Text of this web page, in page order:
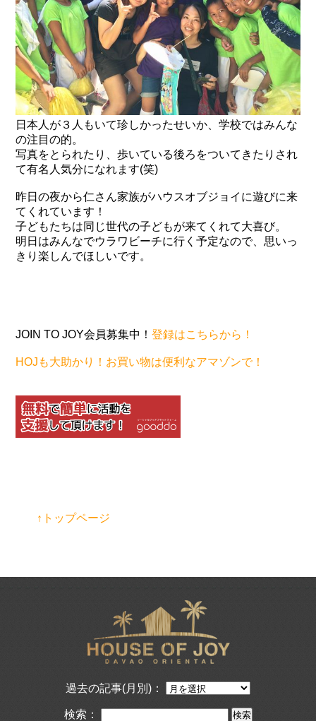
日本人が３人もいて珍しかったせいか、学校ではみんな
の注目の的。
写真をとられたり、歩いている後ろをついてきたりされ
て有名人気分になれます(笑)
昨日の夜から仁さん家族がハウスオブジョイに遊びに来
てくれています！
子どもたちは同じ世代の子どもが来てくれて大喜び。
明日はみんなでウラワビーチに行く予定なので、思いっ
きり楽しんでほしいです。
JOIN TO JOY会員募集中！登録はこちらから！
HOJも大助かり！お買い物は便利なアマゾンで！
↑トップページ
過去の記事(月別)：
検索：